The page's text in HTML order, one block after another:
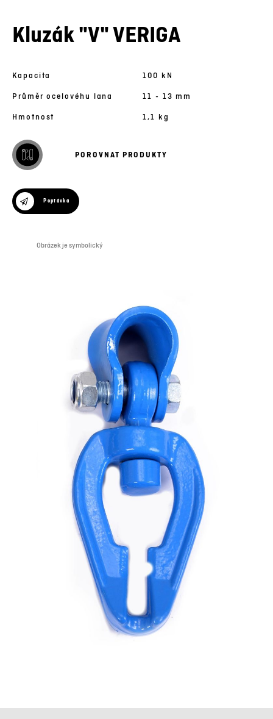
Obrázek je symbolický
Kluzák "V" VERIGA
Kapacita
100 kN
Průměr ocelovéhu lana
11 - 13 mm
Hmotnost
1,1 kg
POROVNAT PRODUKTY
Poptávka